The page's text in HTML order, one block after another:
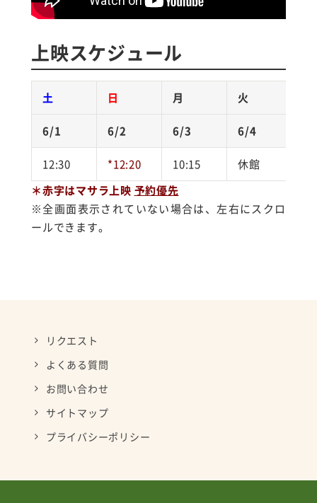
上映スケジュール
土 日 月 火
6/1 6/2 6/3 6/4
12:30 *12:20 10:15 休館
＊赤字はマサラ上映 予約優先
※全画面表示されていない場合は、左右にスクロ
ールできます。
リクエスト
よくある質問
お問い合わせ
サイトマップ
プライバシーポリシー